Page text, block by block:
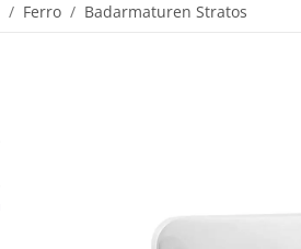
Ferro Badarmaturen Stratos